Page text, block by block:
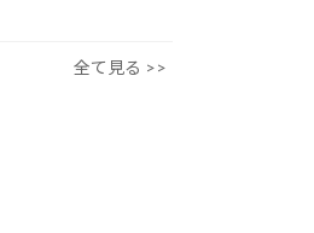
全て見る >>